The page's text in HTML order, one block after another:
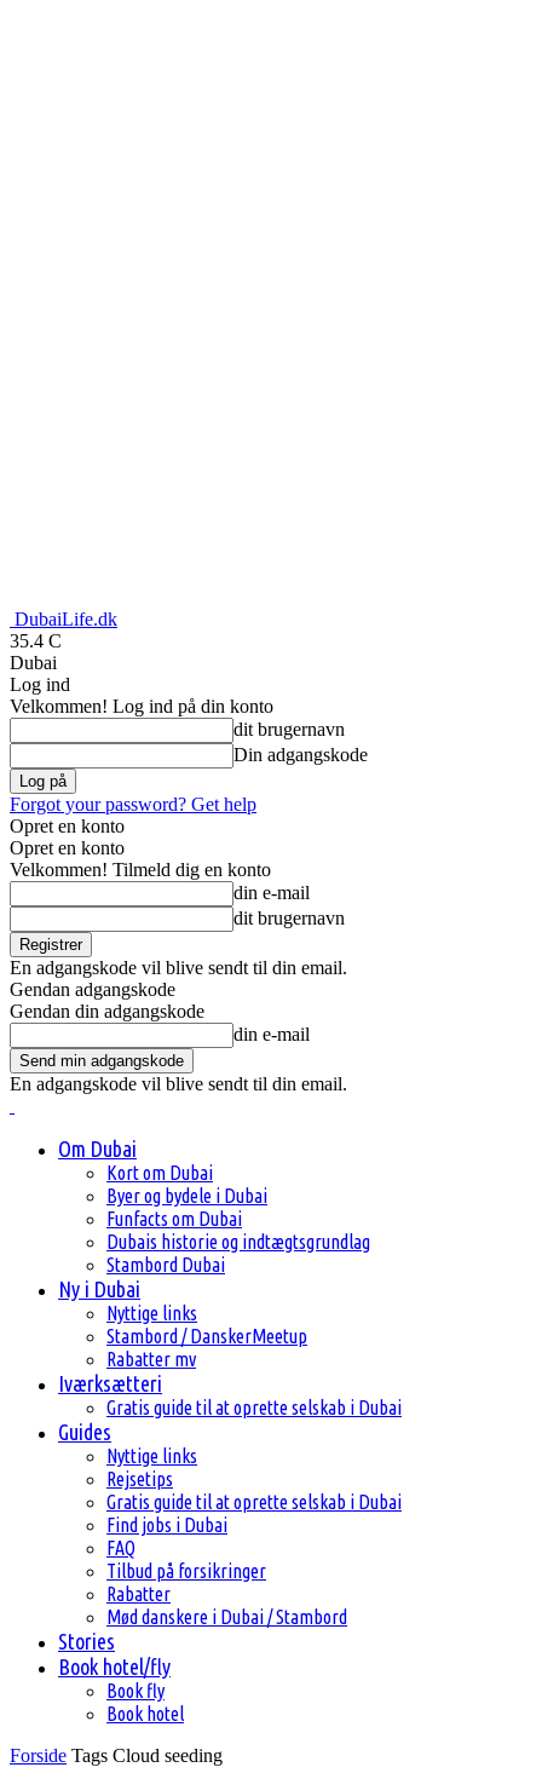
DubaiLife.dk
35.4 C
Dubai
Log ind
Velkommen! Log ind på din konto
dit brugernavn
Din adgangskode
Forgot your password? Get help
Opret en konto
Opret en konto
Velkommen! Tilmeld dig en konto
din e-mail
dit brugernavn
En adgangskode vil blive sendt til din email.
Gendan adgangskode
Gendan din adgangskode
din e-mail
En adgangskode vil blive sendt til din email.
Om Dubai
Kort om Dubai
Byer og bydele i Dubai
Funfacts om Dubai
Dubais historie og indtægtsgrundlag
Stambord Dubai
Ny i Dubai
Nyttige links
Stambord / DanskerMeetup
Rabatter mv
Iværksætteri
Gratis guide til at oprette selskab i Dubai
Guides
Nyttige links
Rejsetips
Gratis guide til at oprette selskab i Dubai
Find jobs i Dubai
FAQ
Tilbud på forsikringer
Rabatter
Mød danskere i Dubai / Stambord
Stories
Book hotel/fly
Book fly
Book hotel
Forside Tags Cloud seeding